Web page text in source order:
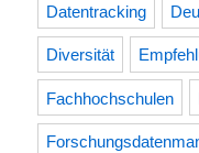
Datentracking
Diversität
Fachhochschulen